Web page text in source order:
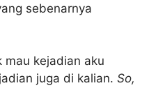
sebenarnya
mau kejadian aku
juga di kalian. So,